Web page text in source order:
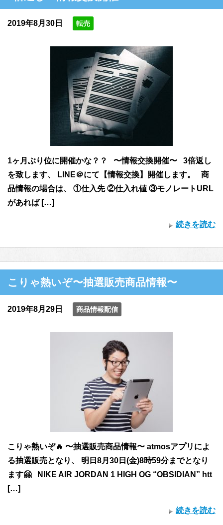
2019年8月30日 転売
1ヶ月ぶり位に開催かな？？ 〜情報交換開催〜 3倍返し
を致します、 LINE＠にて【情報交換】開催します。 商
品情報の場合は、 ①仕入先 ②仕入れ値 ③モノレートURL
があれば […]
続きを読む
こりゃ熱いぞ〜抽選販売商品情報〜
2019年8月29日 商品情報配信
こりゃ熱いぞ🔥 〜抽選販売商品情報〜 atmosアプリによ
る抽選販売となり、 明日8月30日(金)8時59分までとなり
ます🤗 NIKE AIR JORDAN 1 HIGH OG “OBSIDIAN” htt
[…]
続きを読む